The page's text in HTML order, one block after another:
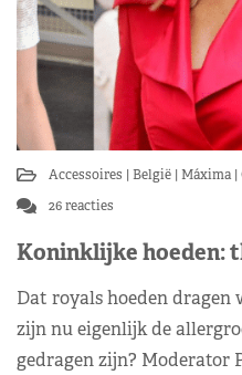
Accessoires België Máxima
26 reacties
Koninklijke hoeden:
Dat royals hoeden dragen
zijn nu eigenlijk de
gedragen zijn? Moderator